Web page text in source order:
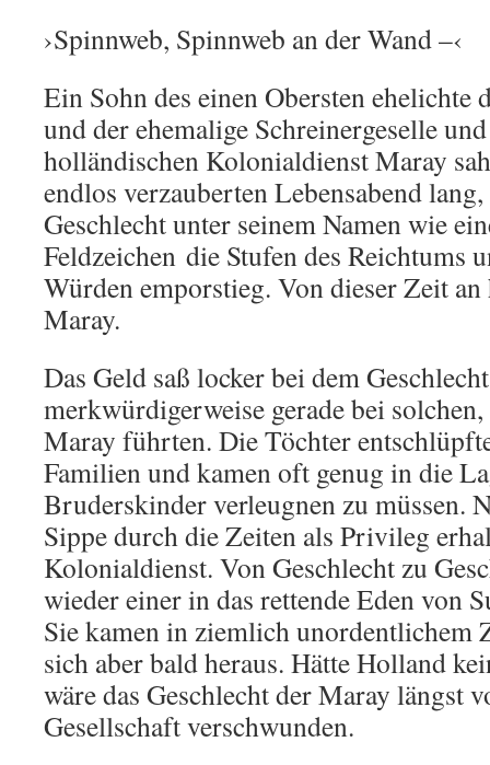
›Spinnweb, Spinnweb an der Wand –‹
Ein Sohn des einen Obersten ehelichte
und der ehemalige Schreinergeselle
holländischen Kolonialdienst Maray
endlos verzauberten Lebensabend
Geschlecht unter seinem Namen wie
Feldzeichen die Stufen des Reichtums
Würden emporstieg. Von dieser Zeit
Maray.
Das Geld saß locker bei dem
merkwürdigerweise gerade bei
Maray führten. Die Töchter
Familien und kamen oft genug in die
Bruderskinder verleugnen zu müssen.
Sippe durch die Zeiten als Privileg
Kolonialdienst. Von Geschlecht zu
wieder einer in das rettende Eden von
Sie kamen in ziemlich unordentlichem
sich aber bald heraus. Hätte Holland
wäre das Geschlecht der Maray längst
Gesellschaft verschwunden.